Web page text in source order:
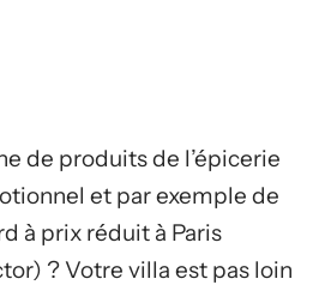
de produits de l’épicerie
et par exemple de
à prix réduit à Paris
? Votre villa est pas loin